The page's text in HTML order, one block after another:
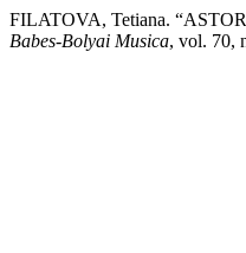
FILATOVA, Tetiana.
Babes-Bolyai Musica, vol. 70,